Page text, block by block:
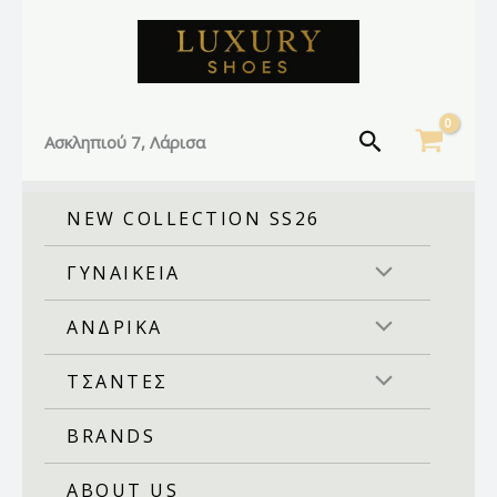
Ασκληπιού 7, Λάρισα Αναζήτηση
NEW COLLECTION SS26
ΓΥΝΑΙΚΕΙΑ
ΑΝΔΡΙΚΑ
ΤΣΑΝΤΕΣ
BRANDS
ABOUT US